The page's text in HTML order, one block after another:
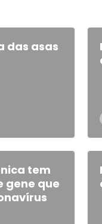
das asas
tem
gene que